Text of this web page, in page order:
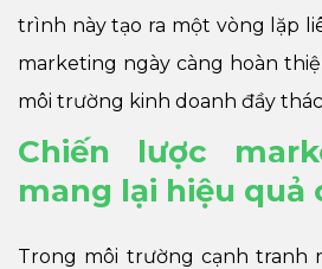
trình này tạo ra một vòng lặp
marketing ngày càng hoàn
môi trường kinh doanh đầy
Chiến lược
mang lại hiệu quả
Trong môi trường cạnh tranh